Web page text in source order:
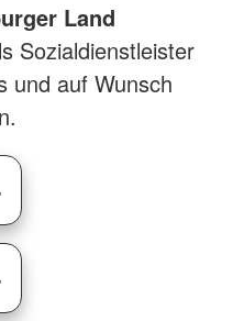
Land
Sozialdienstleister
und auf Wunsch